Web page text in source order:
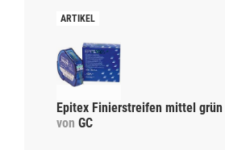
Epitex Finierstreifen mittel grün
von GC